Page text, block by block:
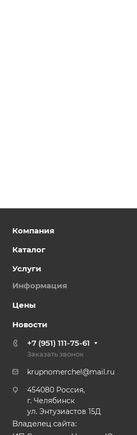
Компания
Каталог
Услуги
Информация
Цены
Новости
+7 (951) 111-75-61
Заказать звонок
krupnomerchel@mail.ru
454080 Россия,
г. Челябинск
ул. Энтузиастов 15Д
Владелец сайта: